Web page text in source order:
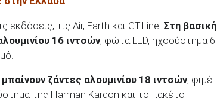
εκδόσεις, τις Air, Earth και GT-Line. Στη βασική
16 ιντσών, φώτα LED, ηχοσύστημα 6
ζάντες αλουμινίου 18 ιντσών, φιμέ
της Harman Kardon και το πακέτο